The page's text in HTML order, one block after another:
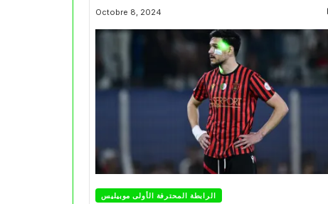
Octobre 8, 2024
الرابطة المحترفة الأولى موبيليس